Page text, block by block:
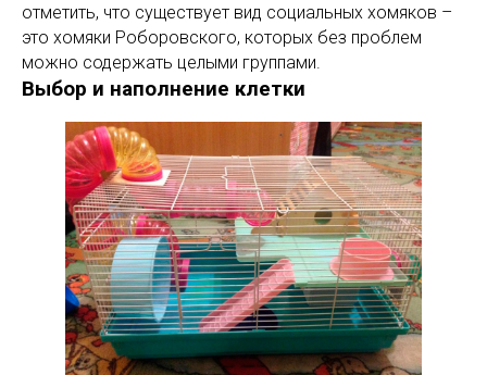
отметить, что существует вид социальных хомяков –
это хомяки Роборовского, которых без проблем
можно содержать целыми группами.
Выбор и наполнение клетки